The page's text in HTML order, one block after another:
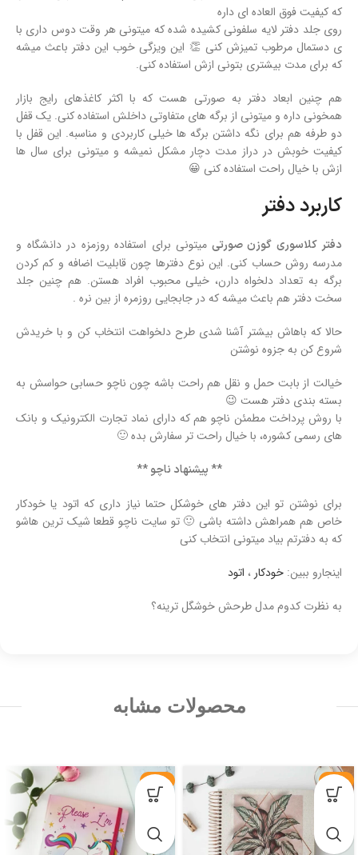
که کیفیت فوق العاده ای داره
روی جلد دفتر لایه سلفونی کشیده شده که میتونی هر وقت دوس داری با
ی دستمال مرطوب تمیزش کنی 👏 این ویزگی خوب این دفتر باعث میشه
که برای مدت بیشتری بتونی ازش استفاده کنی.
هم چنین ابعاد دفتر به صورتی هست که با اکثر کاغذهای رایج بازار
همخونی داره و میتونی از برگه های متفاوتی داخلش استفاده کنی. یک قفل
دو طرفه هم برای نگه داشتن برگه ها خیلی کاربردی و مناسبه. این قفل با
کیفیت خوبش در دراز مدت دچار مشکل نمیشه و میتونی برای سال ها
ازش با خیال راحت استفاده کنی 😀
کاربرد دفتر
دفتر کلاسوری گوزن صورتی میتونی برای استفاده روزمزه در دانشگاه و
مدرسه روش حساب کنی. این نوع دفترها چون قابلیت اضافه و کم کردن
برگه به تعداد دلخواه دارن، خیلی محبوب افراد هستن. هم چنین جلد
سخت دفتر هم باعث میشه که در جابجایی روزمره از بین نره .
حالا که باهاش بیشتر آشنا شدی طرح دلخواهت انتخاب کن و با خریدش
شروع کن به جزوه نوشتن
خیالت از بابت حمل و نقل هم راحت باشه چون ناچو حسابی حواسش به
بسته بندی دفتر هست 😉
با روش پرداخت مطمئن ناچو هم که دارای نماد تجارت الکترونیک و بانک
های رسمی کشوره، با خیال راحت تر سفارش بده 🙂
** پیشنهاد ناچو **
برای نوشتن تو این دفتر های خوشکل حتما نیاز داری که اتود یا خودکار
خاص هم همراهش داشته باشی 🙂 تو سایت ناچو قطعا شیک ترین هاشو
که به دفترتم بیاد میتونی انتخاب کنی
اینجارو ببین: خودکار ، اتود
به نظرت کدوم مدل طرحش خوشگل ترینه؟
محصولات مشابه
-23%
-21%